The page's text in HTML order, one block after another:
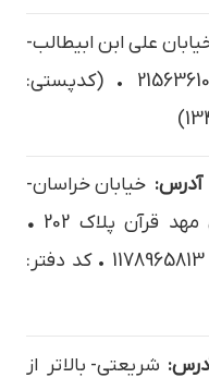
علی ابن ابیطالب-
: 2156361078 • (کدپستی:
آدرس: خيابان خراسان-
قرآن پلاک 202
•
: 2133545702 • (کدپستی: 1178965813 • کد دفتر:
شريعتي- بالاتر از